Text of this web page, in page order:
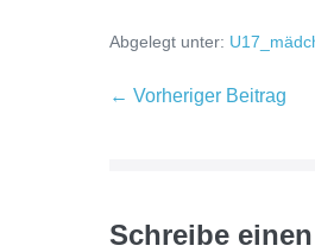
Abgelegt unter:
← Vorheriger Beitrag
Schreibe